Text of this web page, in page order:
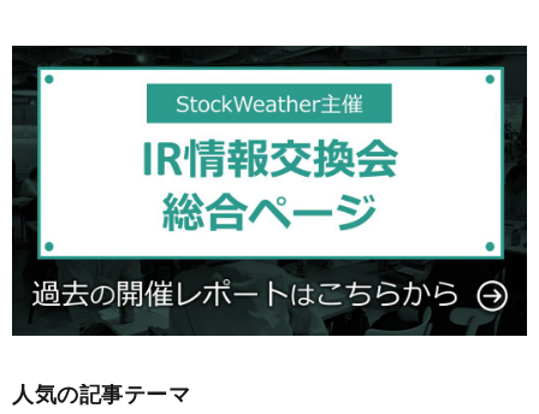
人気の記事テーマ